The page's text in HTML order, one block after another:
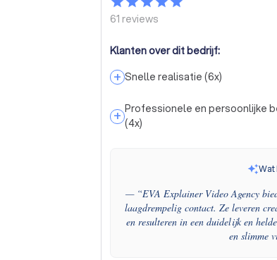
61 reviews
Klanten over dit bedrijf:
+ Snelle realisatie (6x)
+ Professionele en persoonlijke
(4x)
Wat
— “EVA Explainer Video Agency
laagdrempelig contact. Ze leveren
en resulteren in een duidelijk en
en slimme